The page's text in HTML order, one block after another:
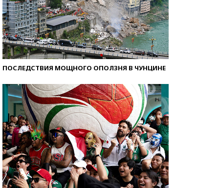
ПОСЛЕДСТВИЯ МОЩНОГО ОПОЛЗНЯ В ЧУНЦИНЕ